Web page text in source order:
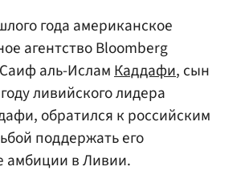
года американское
агентство Bloomberg
аль-ИсламКаддафи, сын
ливийского лидера
обратился к российским
поддержать его
амбиции в Ливии.